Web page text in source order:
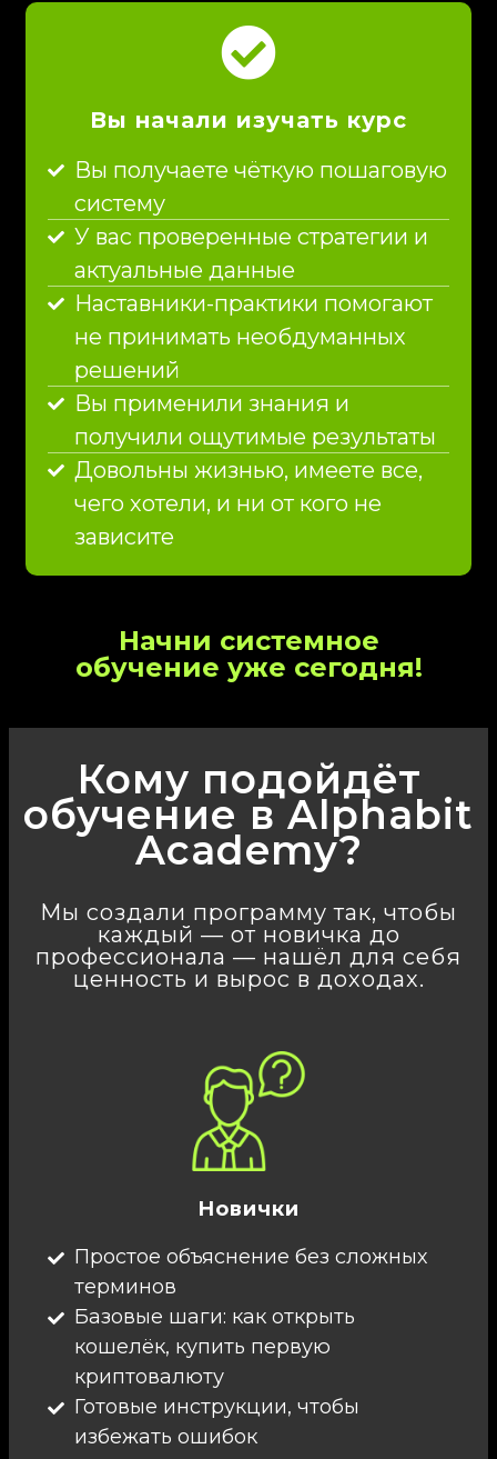
Вы начали изучать курс
Вы получаете чёткую пошаговую
систему
У вас проверенные стратегии и
актуальные данные
Наставники-практики помогают
не принимать необдуманных
решений
Вы применили знания и
получили ощутимые результаты
Довольны жизнью, имеете все,
чего хотели, и ни от кого не
зависите
Начни системное
обучение уже сегодня!
Кому подойдёт
обучение в Alphabit
Academy?
Мы создали программу так, чтобы
каждый — от новичка до
профессионала — нашёл для себя
ценность и вырос в доходах.
Новички
Простое объяснение без сложных
терминов
Базовые шаги: как открыть
кошелёк, купить первую
криптовалюту
Готовые инструкции, чтобы
избежать ошибок​